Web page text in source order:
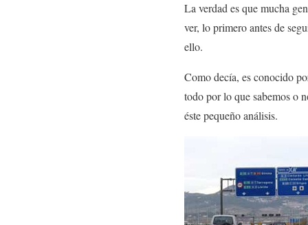
La verdad es que mucha
ver, lo primero antes de
ello.
Como decía, es conocido
todo por lo que sabemos o
éste pequeño análisis.